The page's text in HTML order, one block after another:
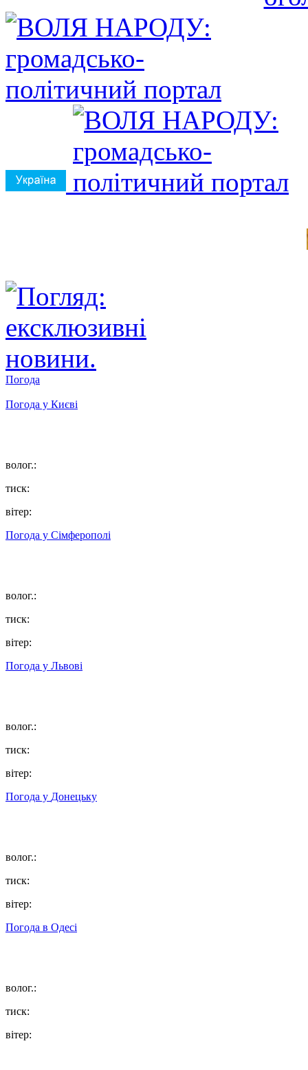
Погода
Погода у Києві
волог.:
тиск:
вітер:
Погода у Сімферополі
волог.:
тиск:
вітер:
Погода у Львові
волог.:
тиск:
вітер:
Погода у Донецьку
волог.:
тиск:
вітер:
Погода в Одесі
волог.:
тиск:
вітер: